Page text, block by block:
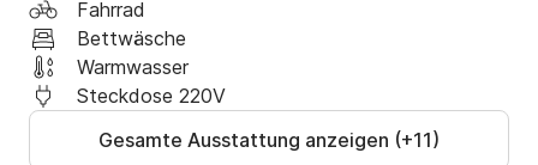
Fahrrad
Bettwäsche
Warmwasser
Steckdose 220V
Gesamte Ausstattung anzeigen (+11)